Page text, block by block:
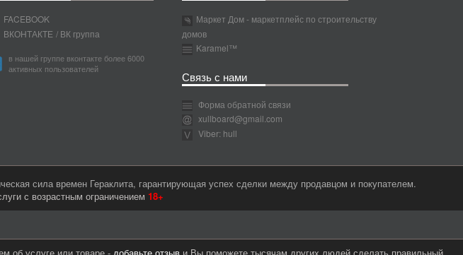
FACEBOOK
ВКОНТАКТЕ / ВК группа
в нашей группе вконтакте более 6000
активных пользователей
Маркет Дом - маркетплейс по строительству
домов
Karamel™
Связь с нами
Форма обратной связи
xullboard@gmail.com
Viber: hull
сила времен Гераклита, гарантирующая успех сделки между продавцом и покупателем.
с возрастным ограничением 18+
об услуге или товаре - добавьте отзыви Вы поможете тысячам других людей сделать правильный